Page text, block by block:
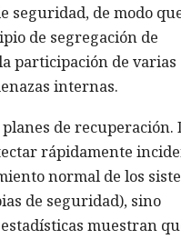
seguridad, de modo
de segregación de
participación de varias
internas.
de recuperación.
rápidamente
normal de los
de seguridad), sino
muestran